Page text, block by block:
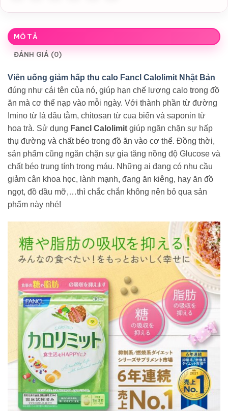
MÔ TẢ
ĐÁNH GIÁ (0)
Viên uống giảm hấp thu calo Fancl Calolimit Nhật Bản
đúng như cái tên của nó, giúp hạn chế lượng calo trong đồ
ăn mà cơ thể nạp vào mỗi ngày. Với thành phần từ đường
Imino từ lá dâu tằm, chitosan từ cua biển và saponin từ
hoa trà. Sử dụng Fancl Calolimit giúp ngăn chặn sự hấp
thụ đường và chất béo trong đồ ăn vào cơ thể. Đồng thời,
sản phẩm cũng ngăn chặn sự gia tăng nồng độ Glucose và
chất béo trung tính trong máu. Những ai đang có nhu cầu
giảm cân khoa học, lành mạnh, đang ăn kiêng, hay ăn đồ
ngọt, đồ dầu mỡ,…thì chắc chắn không nên bỏ qua sản
phẩm này nhé!